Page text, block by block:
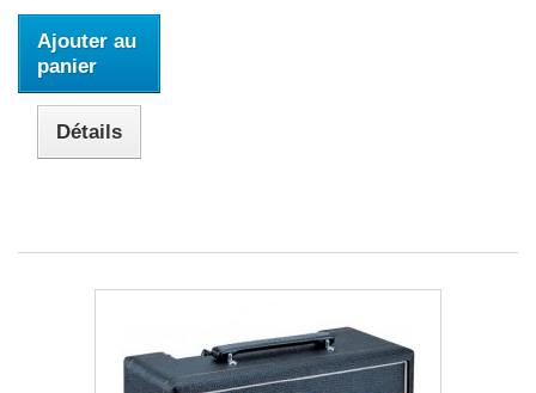
Ajouter au
panier
Détails